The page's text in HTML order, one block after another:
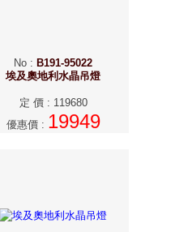
No : B191-95022
埃及奧地利水晶吊燈
定 價: 119680
優惠價: 19949